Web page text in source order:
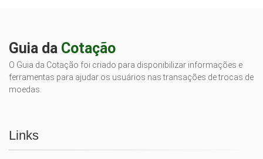
Guia da Cotação
O Guia da Cotação foi criado para disponibilizar informações e
ferramentas para ajudar os usuários nas transações de trocas de
moedas.
Links